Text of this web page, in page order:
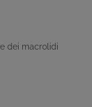
dei macrolidi